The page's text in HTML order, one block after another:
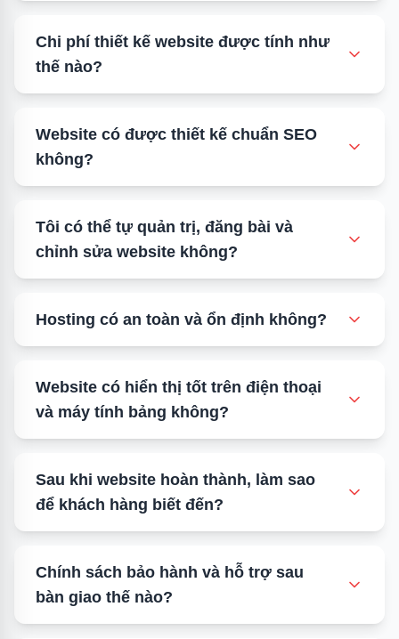
giới thiệu năng lực thiết kế website •
xem mẫu website chuyên nghiệp
liên hệ tư vấn thiết kế website
Chi phí thiết kế website được tính như
thế nào?
báo giá thiết kế website chi tiết •
nhận báo giá theo yêu cầu
Website có được thiết kế chuẩn SEO
không?
kiến thức thiết kế website chuẩn SEO
tư vấn tối ưu SEO kỹ thuật
Tôi có thể tự quản trị, đăng bài và
chỉnh sửa website không?
hướng dẫn quản trị website cho doanh nghiệp •
Hosting có an toàn và ổn định không?
Website có hiển thị tốt trên điện thoại
và máy tính bảng không?
Sau khi website hoàn thành, làm sao
để khách hàng biết đến?
Chính sách bảo hành và hỗ trợ sau
bàn giao thế nào?